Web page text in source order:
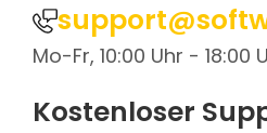
Mo-Fr, 10:00 Uhr - 18:00
Kostenloser